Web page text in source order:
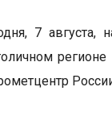
7 августа,